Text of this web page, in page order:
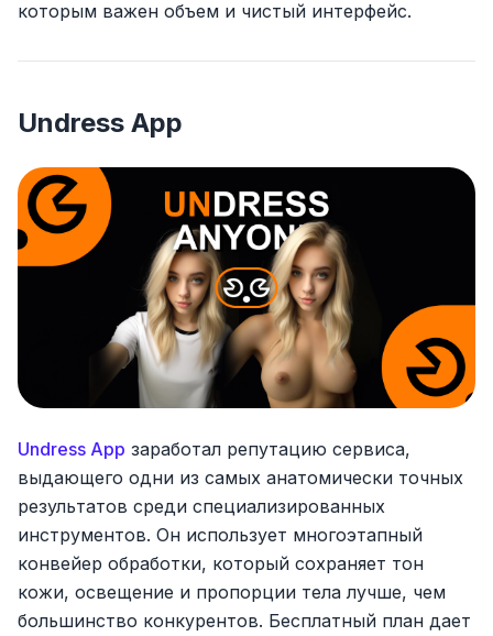
которым важен объем и чистый интерфейс.
Undress App
Undress App заработал репутацию сервиса,
выдающего одни из самых анатомически точных
результатов среди специализированных
инструментов. Он использует многоэтапный
конвейер обработки, который сохраняет тон
кожи, освещение и пропорции тела лучше, чем
большинство конкурентов. Бесплатный план дает